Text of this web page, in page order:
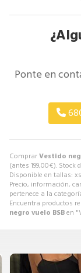
ComprarVestido
(antes 199,00€). Stock
Disponible en tallas:
Precio, información,
pertenece a la
Encuentra productos
negro vuelo BSBen
Ponte en